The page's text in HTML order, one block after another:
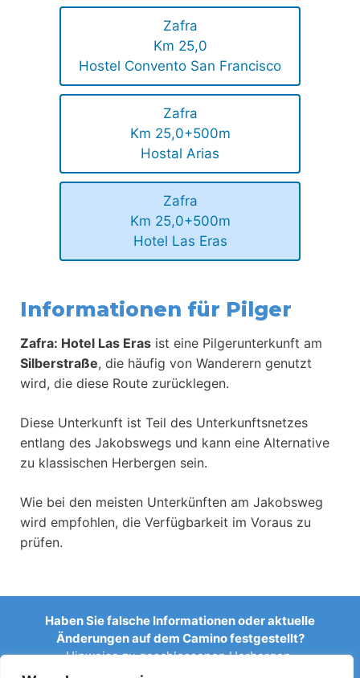
Zafra
Km 25,0
Hostel Convento San Francisco
Zafra
Km 25,0+500m
Hostal Arias
Zafra
Km 25,0+500m
Hotel Las Eras
Informationen für Pilger
Zafra: Hotel Las Eras ist eine Pilgerunterkunft am
Silberstraße, die häufig von Wanderern genutzt
wird, die diese Route zurücklegen.
Diese Unterkunft ist Teil des Unterkunftsnetzes
entlang des Jakobswegs und kann eine Alternative
zu klassischen Herbergen sein.
Wie bei den meisten Unterkünften am Jakobsweg
wird empfohlen, die Verfügbarkeit im Voraus zu
prüfen.
Haben Sie falsche Informationen oder aktuelle
Änderungen auf dem Camino festgestellt?
Hinweise zu geschlossenen Herbergen,
Überschwemmungen, Umleitungen, Bauarbeiten oder